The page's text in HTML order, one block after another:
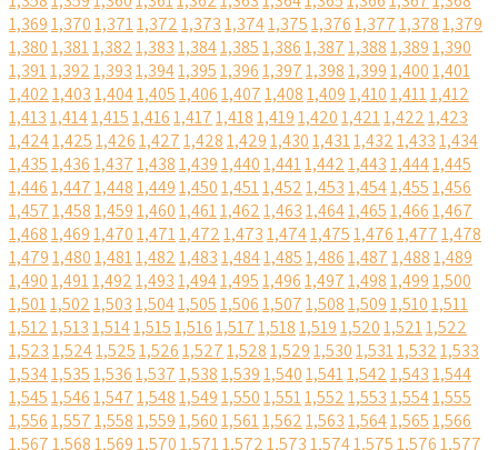
1,3691,3701,3711,3721,3731,3741,3751,3761,3771,3781,379
1,3801,3811,3821,3831,3841,3851,3861,3871,3881,3891,390
1,3911,3921,3931,3941,3951,3961,3971,3981,3991,4001,401
1,4021,4031,4041,4051,4061,4071,4081,4091,4101,4111,412
1,4131,4141,4151,4161,4171,4181,4191,4201,4211,4221,423
1,4241,4251,4261,4271,4281,4291,4301,4311,4321,4331,434
1,4351,4361,4371,4381,4391,4401,4411,4421,4431,4441,445
1,4461,4471,4481,4491,4501,4511,4521,4531,4541,4551,456
1,4571,4581,4591,4601,4611,4621,4631,4641,4651,4661,467
1,4681,4691,4701,4711,4721,4731,4741,4751,4761,4771,478
1,4791,4801,4811,4821,4831,4841,4851,4861,4871,4881,489
1,4901,4911,4921,4931,4941,4951,4961,4971,4981,4991,500
1,5011,5021,5031,5041,5051,5061,5071,5081,5091,5101,511
1,5121,5131,5141,5151,5161,5171,5181,5191,5201,5211,522
1,5231,5241,5251,5261,5271,5281,5291,5301,5311,5321,533
1,5341,5351,5361,5371,5381,5391,5401,5411,5421,5431,544
1,5451,5461,5471,5481,5491,5501,5511,5521,5531,5541,555
1,5561,5571,5581,5591,5601,5611,5621,5631,5641,5651,566
1,5671,5681,5691,5701,5711,5721,5731,5741,5751,5761,577